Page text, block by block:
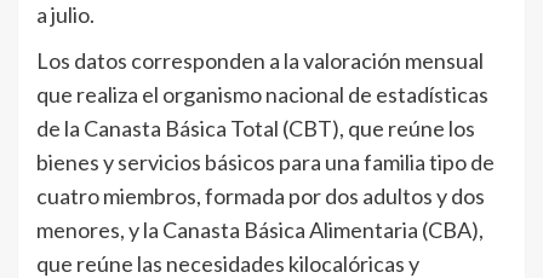
a julio.
Los datos corresponden a la valoración mensual
que realiza el organismo nacional de estadísticas
de la Canasta Básica Total (CBT), que reúne los
bienes y servicios básicos para una familia tipo de
cuatro miembros, formada por dos adultos y dos
menores, y la Canasta Básica Alimentaria (CBA),
que reúne las necesidades kilocalóricas y